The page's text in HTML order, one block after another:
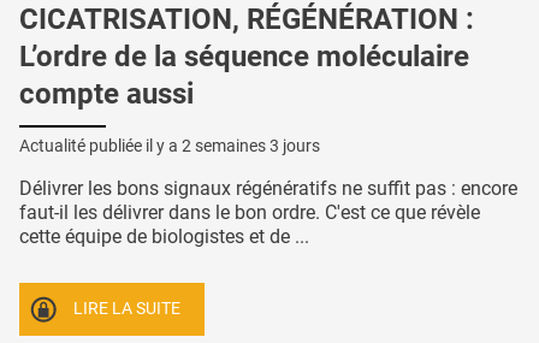
CICATRISATION, RÉGÉNÉRATION :
L’ordre de la séquence moléculaire
compte aussi
Actualité publiée il y a 2 semaines 3 jours
Délivrer les bons signaux régénératifs ne suffit pas : encore
faut-il les délivrer dans le bon ordre. C'est ce que révèle
cette équipe de biologistes et de ...
LIRE LA SUITE